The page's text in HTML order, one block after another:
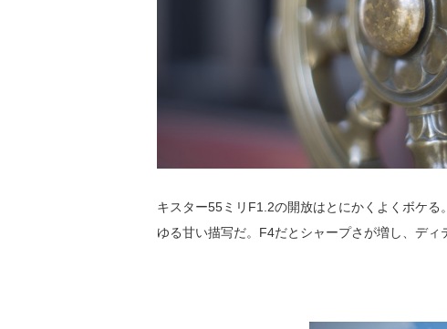
キスター55ミリF1.2の開放はとにかくよくボケ
ゆる甘い描写だ。F4だとシャープさが増し、ディ